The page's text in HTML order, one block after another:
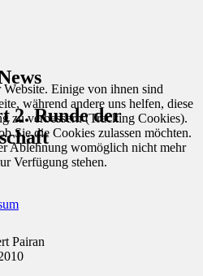
2. Runde der
Pairan
Einige von ihnen sind
während andere uns helfen, diese
zu verbessern (Tracking Cookies).
Sie die Cookies zulassen möchten.
Ablehnung womöglich nicht mehr
Verfügung stehen.